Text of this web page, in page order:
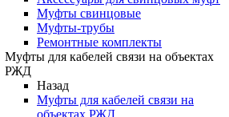
Муфты свинцовые
Муфты-трубы
Ремонтные комплекты
Муфты для кабелей связи на объектах
РЖД
Назад
Муфты для кабелей связи на
объектах РЖД